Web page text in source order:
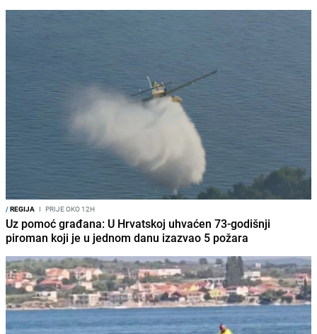
/REGIJA I PRIJE OKO 12H
Uz pomoć građana: U Hrvatskoj uhvaćen 73-godišnji
piroman koji je u jednom danu izazvao 5 požara